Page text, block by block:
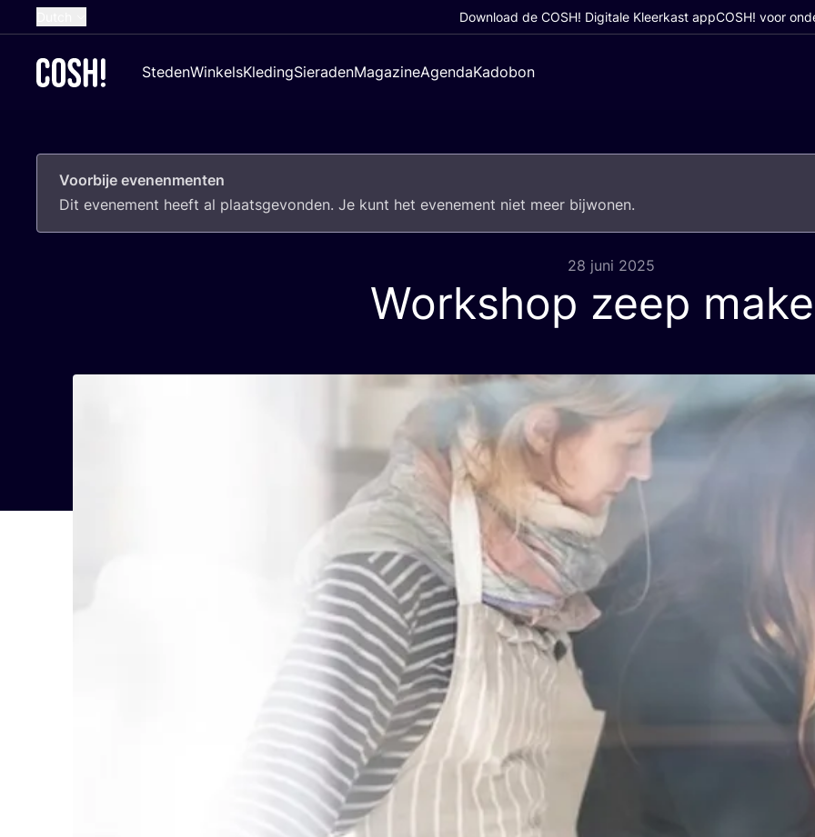
French
German
Croatian
Download de COSH! Digitale Kleerkast appCOSH! voor
StedenWinkelsKledingSieradenMagazineAgendaKadobon
Voorbije evenenmenten
Dit eve­ne­ment heeft al plaats­ge­von­den. Je kunt het eve­ne­ment niet meer bijwonen.
28 juni 2025
Workshop zeep